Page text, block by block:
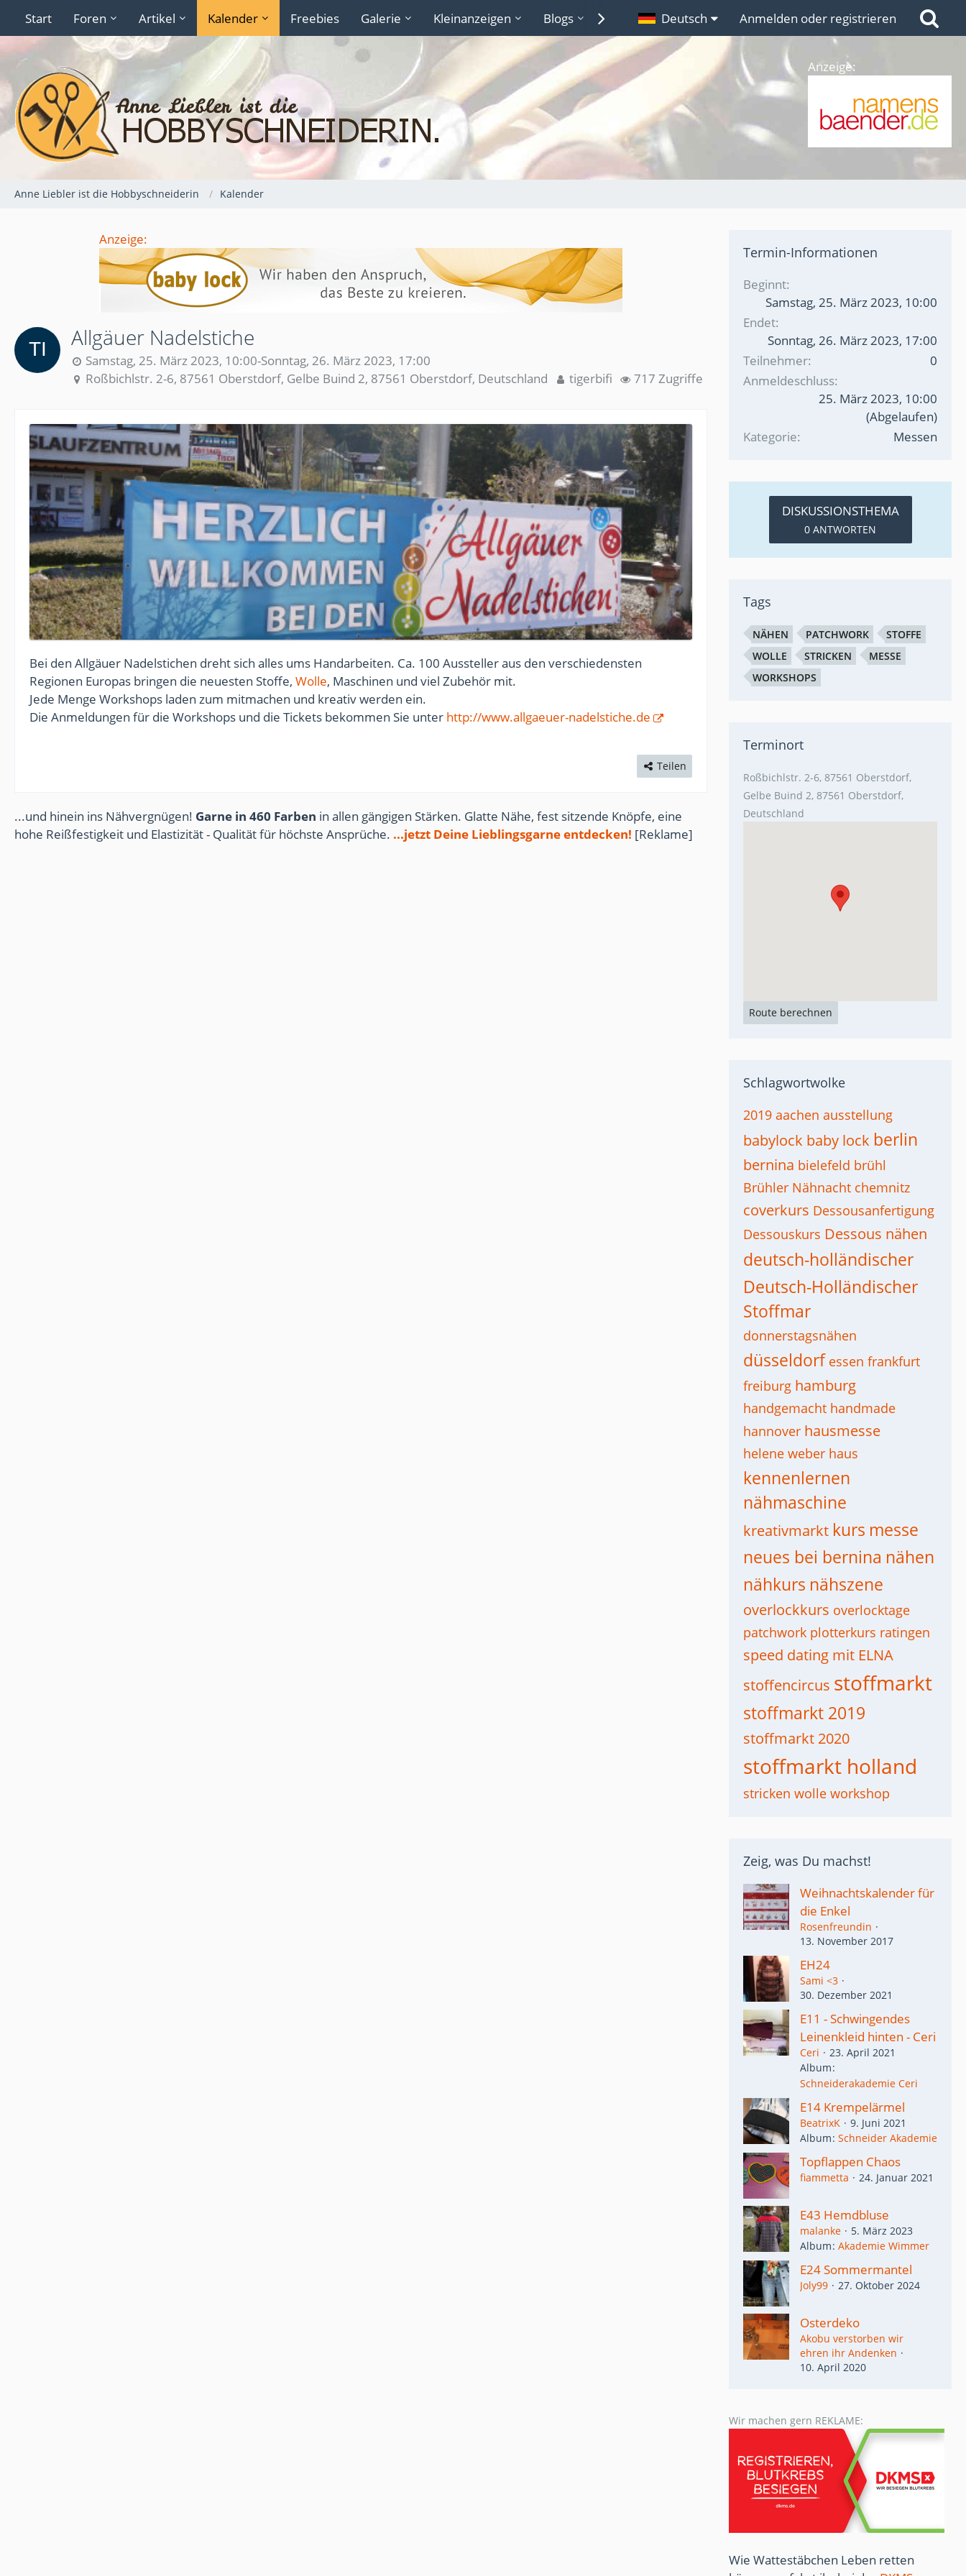
Start Foren Artikel Kalender Freebies Galerie Kleinanzeigen Blogs Lexikon Links
Deutsch Anmelden oder registrieren
Anzeige:
Anne Liebler ist die Hobbyschneiderin Kalender
Anzeige:
Allgäuer Nadelstiche
Samstag, 25. März 2023, 10:00-Sonntag, 26. März 2023, 17:00
Roßbichlstr. 2-6, 87561 Oberstdorf, Gelbe Buind 2, 87561 Oberstdorf, Deutschland
tigerbifi 717 Zugriffe
Bei den Allgäuer Nadelstichen dreht sich alles ums Handarbeiten. Ca. 100 Aussteller aus den verschiedensten
Regionen Europas bringen die neuesten Stoffe, Wolle, Maschinen und viel Zubehör mit.
Jede Menge Workshops laden zum mitmachen und kreativ werden ein.
Die Anmeldungen für die Workshops und die Tickets bekommen Sie unter http://www.allgaeuer-nadelstiche.de
Teilen
...und hinein ins Nähvergnügen! Garne in 460 Farben in allen gängigen Stärken. Glatte Nähe, fest sitzende Knöpfe, eine
hohe Reißfestigkeit und Elastizität - Qualität für höchste Ansprüche. ...jetzt Deine Lieblingsgarne entdecken! [Reklame]
Termin-Informationen
Beginnt
Samstag, 25. März 2023, 10:00
Endet
Sonntag, 26. März 2023, 17:00
Teilnehmer
0
Anmeldeschluss
25. März 2023, 10:00
(Abgelaufen)
Kategorie
Messen
DISKUSSIONSTHEMA
0 ANTWORTEN
Tags
NÄHEN PATCHWORK
STOFFE
WOLLE
STRICKEN
MESSE
WORKSHOPS
Terminort
Roßbichlstr. 2-6, 87561 Oberstdorf,
Gelbe Buind 2, 87561 Oberstdorf,
Deutschland
Route berechnen
Schlagwortwolke
2019 aachen ausstellung
babylock baby lock berlin
bernina bielefeld brühl
Brühler Nähnacht chemnitz
coverkurs Dessousanfertigung
Dessouskurs Dessous nähen
deutsch-holländischer
Deutsch-Holländischer
Stoffmar
donnerstagsnähen
düsseldorf essen frankfurt
freiburg hamburg
handgemacht handmade
hannover hausmesse
helene weber haus
kennenlernen
nähmaschine
kreativmarkt kurs messe
neues bei bernina nähen
nähkurs nähszene
overlockkurs overlocktage
patchwork plotterkurs ratingen
speed dating mit ELNA
stoffencircus stoffmarkt
stoffmarkt 2019
stoffmarkt 2020
stoffmarkt holland
stricken wolle workshop
Zeig, was Du machst!
Weihnachtskalender für
die Enkel
Rosenfreundin
13. November 2017
EH24
Sami <3
30. Dezember 2021
E11 - Schwingendes
Leinenkleid hinten - Ceri
Ceri
23. April 2021
Album
Schneiderakademie Ceri
E14 Krempelärmel
BeatrixK
9. Juni 2021
Album Schneider Akademie
Topflappen Chaos
fiammetta 24. Januar 2021
E43 Hemdbluse
malanke
5. März 2023
Album Akademie Wimmer
E24 Sommermantel
Joly99 27. Oktober 2024
Osterdeko
Akobu verstorben wir
ehren ihr Andenken
10. April 2020
Wir machen gern REKLAME:
Wie Wattestäbchen Leben retten